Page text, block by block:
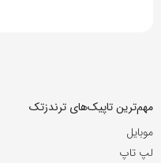
مهم‌ترین تاپیک‌های ترندزتک
موبایل
لپ تاپ